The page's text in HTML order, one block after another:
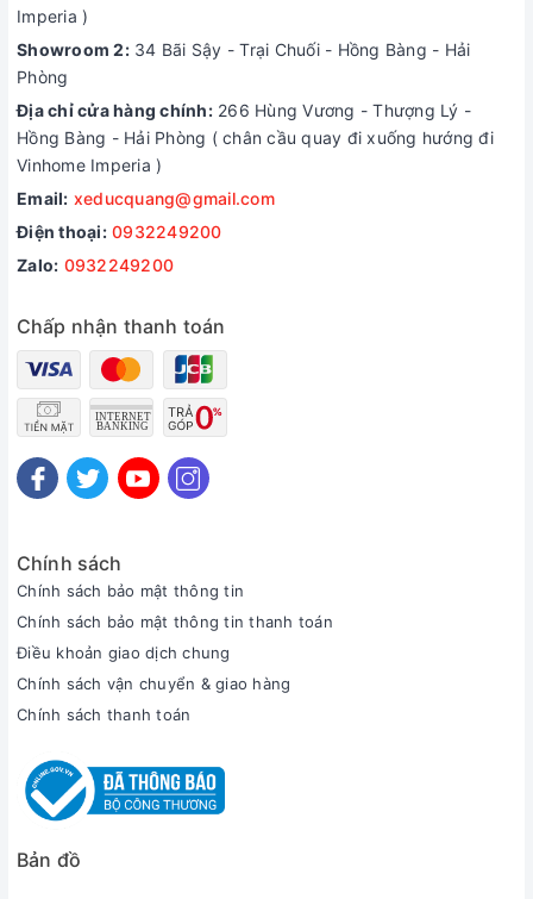
Imperia )
Showroom 2:34 Bãi Sậy - Trại Chuối - Hồng Bàng - Hải
Phòng
Địa chỉ cửa hàng chính:266 Hùng Vương - Thượng Lý -
Hồng Bàng - Hải Phòng ( chân cầu quay đi xuống hướng đi
Vinhome Imperia )
Email: xeducquang@gmail.com
Điện thoại: 0932249200
Zalo: 0932249200
Chấp nhận thanh toán
Chính sách
Chính sách bảo mật thông tin
Chính sách bảo mật thông tin thanh toán
Điều khoản giao dịch chung
Chính sách vận chuyển & giao hàng
Chính sách thanh toán
Bản đồ